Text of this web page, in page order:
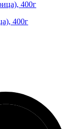
400г